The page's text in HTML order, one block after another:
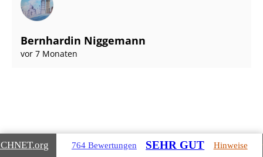
Bernhardin Niggemann
vor 7 Monaten
Gebäudearten, die wir für Sie
.org 764 Bewertungen SEHR GUT Hinweise